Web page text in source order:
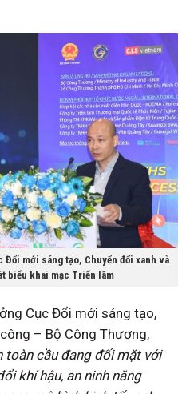
Đổi mới sáng tạo, Chuyển đổi xanh và
biểu khai mạc Triển lãm
Cục Đổi mới sáng tạo,
– Bộ Công Thương,
toàn cầu đang đối mặt với
khí hậu, an ninh năng